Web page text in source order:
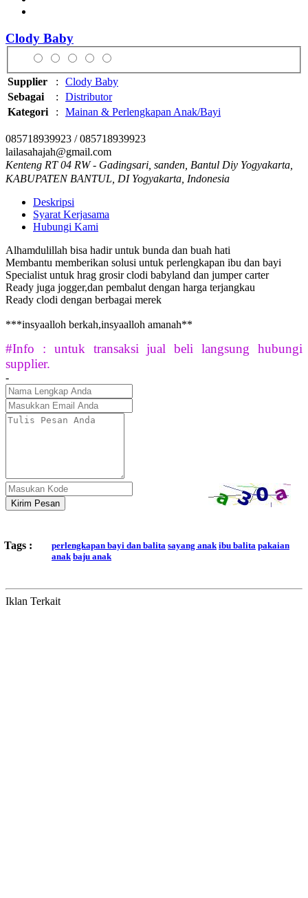
Clody Baby
Supplier :
Clody Baby
Sebagai
:
Distributor
Kategori
: Mainan & Perlengkapan Anak/Bayi
085718939923 / 085718939923
lailasahajah@gmail.com
Kenteng RT 04 RW - Gadingsari, sanden, Bantul Diy Yogyakarta,
KABUPATEN BANTUL, DI Yogyakarta, Indonesia
Deskripsi
Syarat Kerjasama
Hubungi Kami
Alhamdulillah bisa hadir untuk bunda dan buah hati
Membantu memberikan solusi untuk perlengkapan ibu dan bayi
Specialist untuk hrag grosir clodi babyland dan jumper carter
Ready juga jogger,dan pembalut dengan harga terjangkau
Ready clodi dengan berbagai merek
***insyaalloh berkah,insyaalloh amanah**
#Info : untuk transaksi jual beli langsung hubungi
supplier.
-
Kirim Pesan
Tags : perlengkapan bayi dan balita sayang anak ibu balita pakaian
anak baju anak
Iklan Terkait